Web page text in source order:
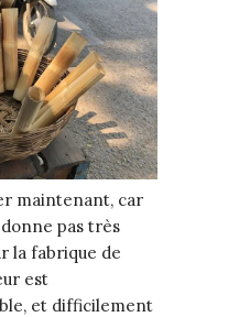
maintenant, car
pas très
la fabrique de
est
et difficilement